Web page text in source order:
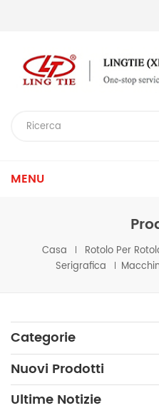
MENU
Casa
Rotolo Per
Serigrafica
Categorie
Nuovi Prodotti
Ultime Notizie